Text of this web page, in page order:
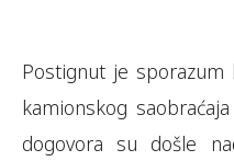
Postignut je sporazum
kamionskog
dogovora su došle